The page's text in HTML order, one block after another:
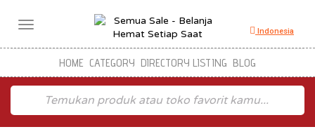
Toggle
Indonesia
HOME CATEGORY DIRECTORY LISTING BLOG